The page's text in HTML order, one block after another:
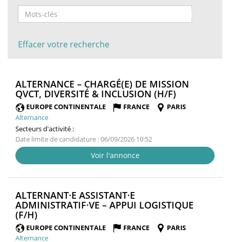
Effacer votre recherche
ALTERNANCE – CHARGÉ(E) DE MISSION
QVCT, DIVERSITÉ & INCLUSION (H/F)
FENÊTRE)
EUROPE CONTINENTALE FRANCE
PARIS
Alternance
Secteurs d'activité :
Date limite de candidature : 06/09/2026 10:52
Voir l'annonce
ALTERNANT·E ASSISTANT·E
ADMINISTRATIF·VE – APPUI LOGISTIQUE
(F/H)
FENÊTRE)
EUROPE CONTINENTALE FRANCE
PARIS
Alternance